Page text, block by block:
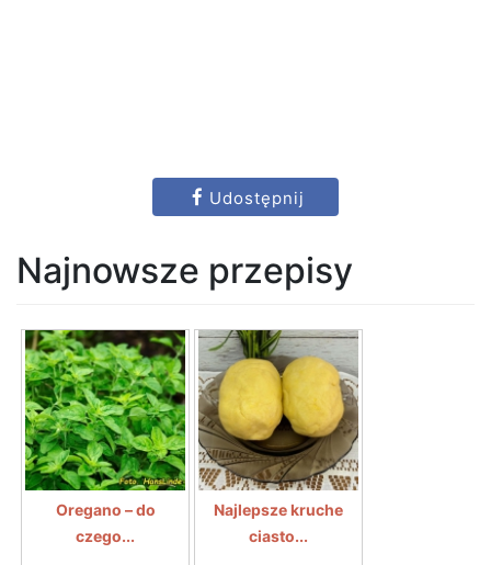
Udostępnij
Najnowsze przepisy
Oregano – do
czego...
Najlepsze kruche
ciasto...